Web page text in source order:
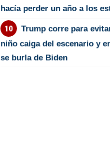
hacía perder un año a los
Trump corre para
niño caiga del escenario y
se burla de Biden